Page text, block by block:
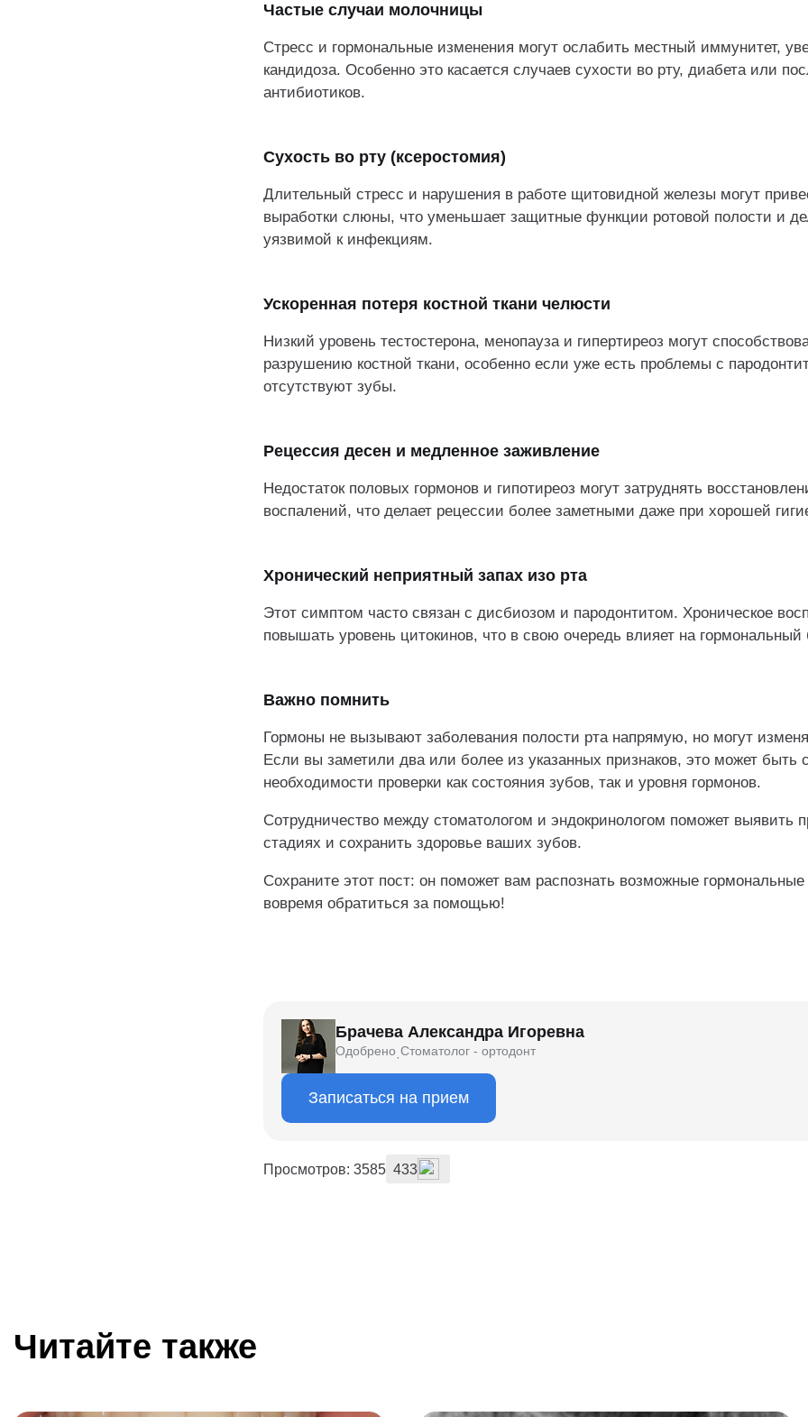
Частые случаи молочницы
Стресс и гормональные изменения могут ослабить местный иммунитет,
кандидоза. Особенно это касается случаев сухости во рту, диабета или
антибиотиков.
Сухость во рту (ксеростомия)
Длительный стресс и нарушения в работе щитовидной железы могут
выработки слюны, что уменьшает защитные функции ротовой полости и
уязвимой к инфекциям.
Ускоренная потеря костной ткани челюсти
Низкий уровень тестостерона, менопауза и гипертиреоз могут
разрушению костной ткани, особенно если уже есть проблемы с
отсутствуют зубы.
Рецессия десен и медленное заживление
Недостаток половых гормонов и гипотиреоз могут затруднять
воспалений, что делает рецессии более заметными даже при хорошей
Хронический неприятный запах изо рта
Этот симптом часто связан с дисбиозом и пародонтитом. Хроническое
повышать уровень цитокинов, что в свою очередь влияет на гормональный
Важно помнить
Гормоны не вызывают заболевания полости рта напрямую, но могут
Если вы заметили два или более из указанных признаков, это может быть
необходимости проверки как состояния зубов, так и уровня гормонов.
Сотрудничество между стоматологом и эндокринологом поможет выявить
стадиях и сохранить здоровье ваших зубов.
Сохраните этот пост: он поможет вам распознать возможные
вовремя обратиться за помощью!
Брачева Александра Игоревна
Одобрено·Стоматолог - ортодонт
Записаться на прием
Просмотров: 3585 433
Читайте также